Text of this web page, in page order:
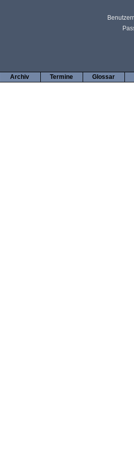
Glossar
Termine
Archiv